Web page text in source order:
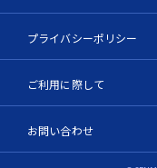
プライバシーポリシー
ご利用に際して
お問い合わせ